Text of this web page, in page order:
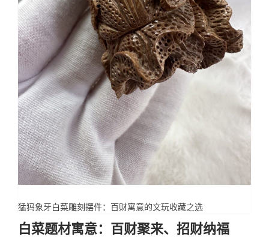
猛犸象牙白菜雕刻摆件：百财寓意的文玩收藏之选
白菜题材寓意：百财聚来、招财纳福